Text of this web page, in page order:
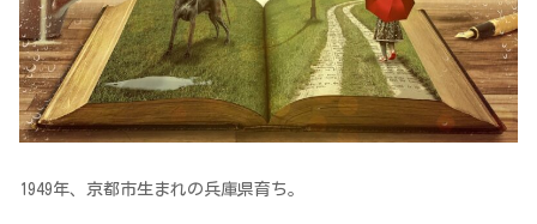
1949年、京都市生まれの兵庫県育ち。